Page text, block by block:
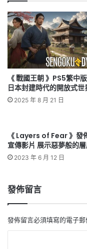
《 戰國王朝 》PS5繁中
日本封建時代的開放式世
2025 年 8 月 21 日
《 Layers of Fear 》發
宣傳影片 展示惡夢般的
2023 年 6 月 12 日
發佈留言
發佈留言必須填寫的電子郵